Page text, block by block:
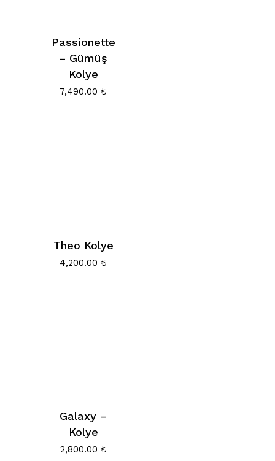
Passionette
– Gümüş
Kolye
7,490.00 ₺
Theo Kolye
4,200.00 ₺
Galaxy –
Kolye
2,800.00 ₺